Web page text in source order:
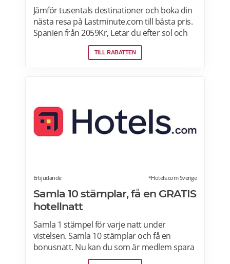
Jämför tusentals destinationer och boka din
nästa resa på Lastminute.com till bästa pris.
Spanien från 2059Kr, Letar du efter sol och
hav? Boka flyg + hotell på Lastminute.com
och koppla av i sanden. Läs mer om aktuella
TILL RABATTEN
Erbjudande *Hotels.com Sverige
Samla 10 stämplar, få en GRATIS
hotellnatt
Samla 1 stämpel för varje natt under
vistelsen. Samla 10 stämplar och få en
bonusnatt. Nu kan du som är medlem spara
10 % eller mer på över 100 000 hotell i